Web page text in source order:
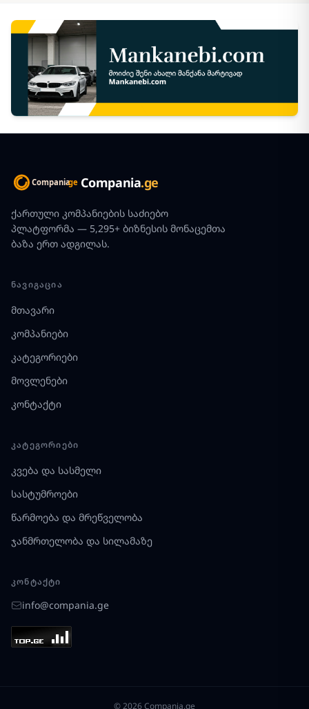
Compania.ge
ქართული კომპანიების საძიებო
პლატფორმა — 5,295+ ბიზნესის მონაცემთა
ბაზა ერთ ადგილას.
ᲜᲐᲕᲘᲒᲐᲪᲘᲐ
მთავარი
კომპანიები
კატეგორიები
მოვლენები
კონტაქტი
ᲙᲐᲢᲔᲒᲝᲠᲘᲔᲑᲘ
კვება და სასმელი
სასტუმროები
წარმოება და მრეწველობა
ჯანმრთელობა და სილამაზე
ᲙᲝᲜᲢᲐᲥᲢᲘ
info@compania.ge
© 2026 Compania.ge